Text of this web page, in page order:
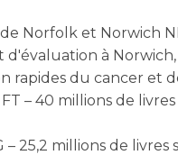
Norfolk et Norwich
d'évaluation à
rapides du cancer et
– 40 millions de
– 25,2 millions de